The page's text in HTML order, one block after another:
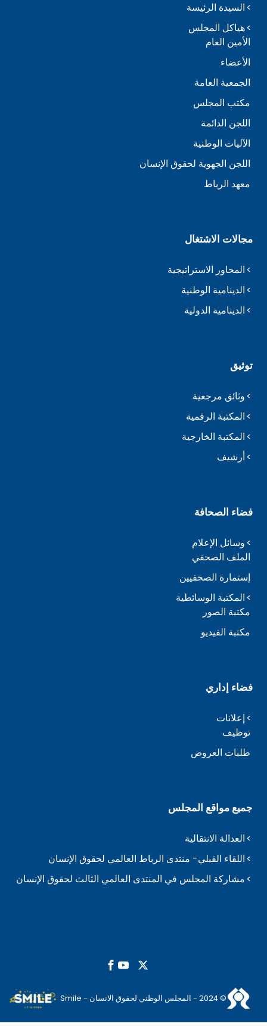
السيدة الرئيسة
هياكل المجلس
الأمين العام
الأعضاء
الجمعية العامة
مكتب المجلس
اللجن الدائمة
الآليات الوطنية
اللجن الجهوية لحقوق الإنسان
معهد الرباط
مجالات الاشتغال
المحاور الاستراتيجية
الدينامية الوطنية
الدينامية الدولية
توثيق
وثائق مرجعية
المكتبة الرقمية
المكتبة الخارجية
أرشيف
فضاء الصحافة
وسائل الإعلام
الملف الصحفي
إستمارة الصحفيين
المكتبة الوسائطية
مكتبة الصور
مكتبة الفيديو
فضاء إداري
إعلانات
توظيف
طلبات العروض
جميع مواقع المجلس
العدالة الانتقالية
اللقاء القبلي- منتدى الرباط العالمي لحقوق الإنسان
مشاركة المجلس في المنتدى العالمي الثالث لحقوق الإنسان
© 2024 - المجلس الوطني لحقوق الانسان - Smile